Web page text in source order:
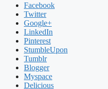
Facebook
Twitter
Google+
LinkedIn
Pinterest
StumbleUpon
Tumblr
Blogger
Myspace
Delicious